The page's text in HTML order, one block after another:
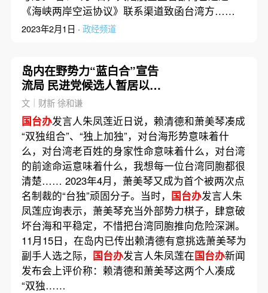
《海峡两岸空运协议》联系渠道致函台湾方……
2023年2月1日 · 政经频道
岛内在野势力“蓝白合”宣告
流局 民进党候选人暂居以逸
待劳地位
文｜财新 徐和谦
国台办发言人朱凤莲近日说，赖清德和萧美琴凑成
“双独组合”、“独上加独”，对台海形势意味着什
么，对台湾老百姓的身家性命意味着什么，对台湾
的前途命运意味着什么，我想每一位台湾同胞都很
清楚…… 2023年4月，萧美琴又成为首个被两次点
名制裁的“台独”顽固分子。当时， 国台办发言人朱
凤莲应询表示，萧美琴充当外部势力棋子，肆意破
坏台海和平稳定，不惜把台湾同胞推向危险深渊。
11月15日，在岛内已传出赖清德有意挑选萧美琴为
副手人选之际， 国台办发言人朱凤莲在国台办新闻
发布会上评价称：赖清德和萧美琴这两个人凑成
“双独……